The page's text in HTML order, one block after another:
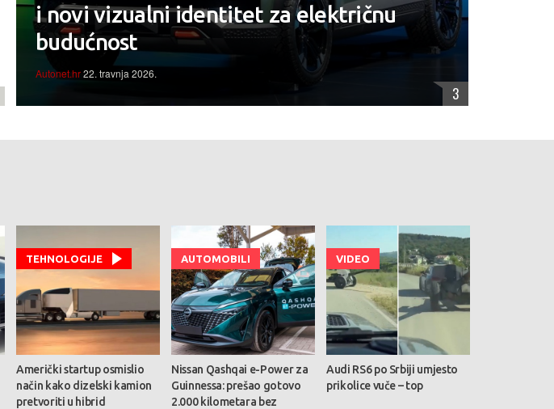
i novi vizualni identitet za električnu
budućnost
Autonet.hr22. travnja 2026.
3
TEHNOLOGIJE
Američki startup osmislio
način kako dizelski kamion
pretvoriti u hibrid
AUTOMOBILI
Nissan Qashqai e-Power za
Guinnessa: prešao gotovo
2.000 kilometara bez
VIDEO
Audi RS6 po Srbiji umjesto
prikolice vuče – top